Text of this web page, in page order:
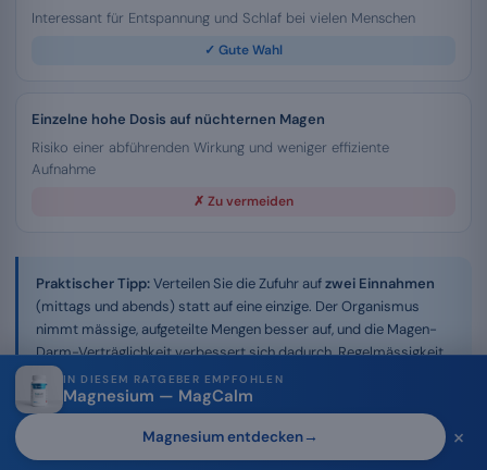
Interessant für Entspannung und Schlaf bei vielen Menschen
✓ Gute Wahl
Einzelne hohe Dosis auf nüchternen Magen
Risiko einer abführenden Wirkung und weniger effiziente
Aufnahme
✗ Zu vermeiden
Praktischer Tipp:Verteilen Sie die Zufuhr aufzwei Einnahmen
(mittags und abends) statt auf eine einzige. Der Organismus
nimmt mässige, aufgeteilte Mengen besser auf, und die Magen-
Darm-Verträglichkeit verbessert sich dadurch. Regelmässigkeit
über die Dauer ist wichtiger als die punktuelle Dosis.
Tagesdosis und Kurdauer
IN DIESEM RATGEBER EMPFOHLEN
Magnesium — MagCalm
Magnesium entdecken→ ×